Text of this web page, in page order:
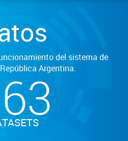
del sistema de
Argentina.